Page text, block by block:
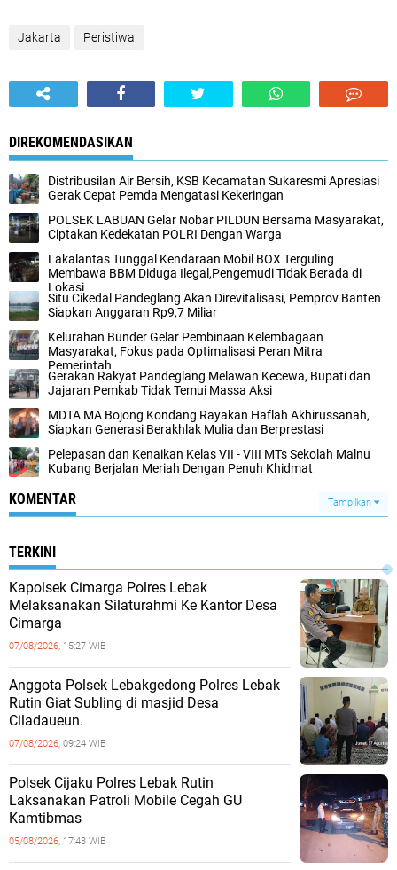
Jakarta Peristiwa
DIREKOMENDASIKAN
Distribusilan Air Bersih, KSB Kecamatan Sukaresmi Apresiasi
Gerak Cepat Pemda Mengatasi Kekeringan
POLSEK LABUAN Gelar Nobar PILDUN Bersama Masyarakat,
Ciptakan Kedekatan POLRI Dengan Warga
Lakalantas Tunggal Kendaraan Mobil BOX Terguling
Membawa BBM Diduga Ilegal,Pengemudi Tidak Berada di
Lokasi
Situ Cikedal Pandeglang Akan Direvitalisasi, Pemprov Banten
Siapkan Anggaran Rp9,7 Miliar
Kelurahan Bunder Gelar Pembinaan Kelembagaan
Masyarakat, Fokus pada Optimalisasi Peran Mitra
Pemerintah
Gerakan Rakyat Pandeglang Melawan Kecewa, Bupati dan
Jajaran Pemkab Tidak Temui Massa Aksi
MDTA MA Bojong Kondang Rayakan Haflah Akhirussanah,
Siapkan Generasi Berakhlak Mulia dan Berprestasi
Pelepasan dan Kenaikan Kelas VII - VIII MTs Sekolah Malnu
Kubang Berjalan Meriah Dengan Penuh Khidmat
KOMENTAR Tampilkan
TERKINI
Kapolsek Cimarga Polres Lebak
Melaksanakan Silaturahmi Ke Kantor Desa
Cimarga
07/08/2026, 15:27 WIB
Anggota Polsek Lebakgedong Polres Lebak
Rutin Giat Subling di masjid Desa
Ciladaueun.
07/08/2026, 09:24 WIB
Polsek Cijaku Polres Lebak Rutin
Laksanakan Patroli Mobile Cegah GU
Kamtibmas
05/08/2026, 17:43 WIB